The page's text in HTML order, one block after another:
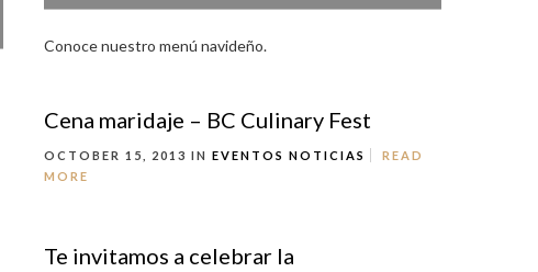
Conoce nuestro menú navideño.
Cena maridaje – BC Culinary Fest
OCTOBER 15, 2013 IN EVENTOS NOTICIAS
READ
MORE
Te invitamos a celebrar la